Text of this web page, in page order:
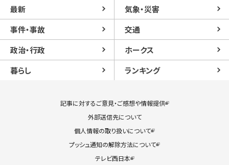
最新
気象・災害
事件・事故
交通
政治・行政
ホークス
暮らし
ランキング
記事に対するご意見・ご感想や情報提供
外部送信先について
個人情報の取り扱いについて
プッシュ通知の解除方法について
テレビ西日本